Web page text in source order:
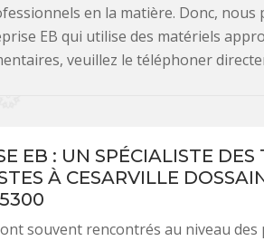
en la matière. Donc, nous
EB qui utilise des matériels
veuillez le téléphoner
EB : UN SPÉCIALISTE DES
À CESARVILLE
souvent rencontrés au niveau des